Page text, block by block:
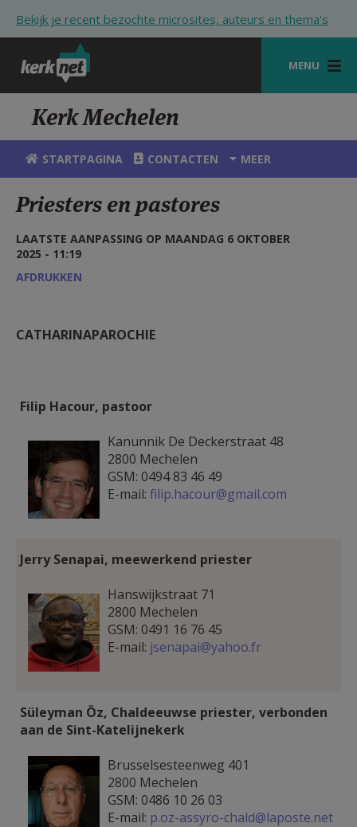
Bekijk je recent bezochte microsites, auteurs en thema's
MENU
STARTPAGINA
KERK
VIERINGEN
SHOP
ZOEKEN
HULP
MIJN PAROCHIE
Kerk Mechelen
STARTPAGINA CONTACTEN MEER
Priesters en pastores
LAATSTE AANPASSING OP MAANDAG 6 OKTOBER
2025 - 11:19
AFDRUKKEN
CATHARINAPAROCHIE
Filip Hacour, pastoor
Hacour.jpgKanunnik De Deckerstraat 48
2800 Mechelen
GSM: 0494 83 46 49
E-mail: filip.hacour@gmail.com
Jerry Senapai, meewerkend priester
Jerry1.jpegHanswijkstraat 71
2800 Mechelen
GSM: 0491 16 76 45
E-mail: jsenapai@yahoo.fr
Süleyman Öz, Chaldeeuwse priester, verbonden
aan de Sint-Katelijnekerk
Suleyman.jpgBrusselsesteenweg 401
2800 Mechelen
GSM: 0486 10 26 03
E-mail: p.oz-assyro-chald@laposte.net